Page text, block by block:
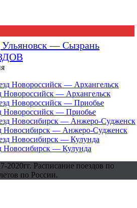
— Сызрань
Новороссийск — Архангельск
Новороссийск — Приобье
Новосибирск — Анжеро-Судженск
Новосибирск — Кулунда
2020гг. Расписание поездов по
по России.